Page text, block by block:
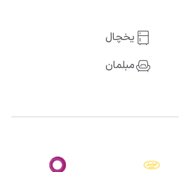
یخچال
مبلمان